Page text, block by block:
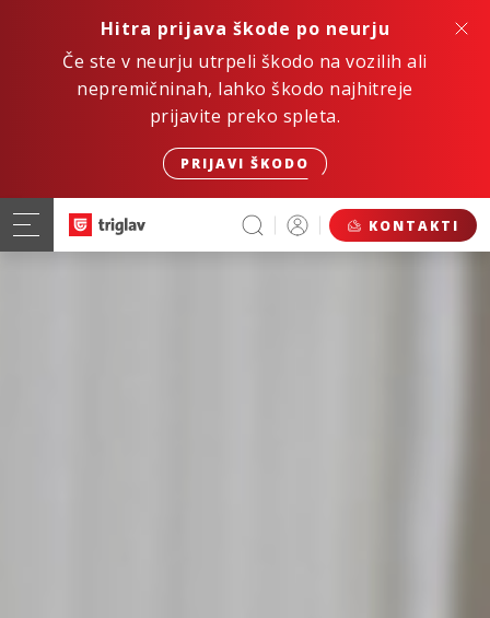
Hitra prijava škode po neurju
Če ste v neurju utrpeli škodo na vozilih ali
nepremičninah, lahko škodo najhitreje
prijavite preko spleta.
PRIJAVI ŠKODO
KONTAKTI